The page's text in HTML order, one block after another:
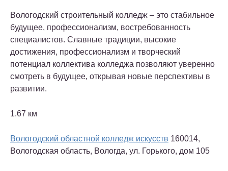
Вологодский строительный колледж – это стабильное
будущее, профессионализм, востребованность
специалистов. Славные традиции, высокие
достижения, профессионализм и творческий
потенциал коллектива колледжа позволяют уверенно
смотреть в будущее, открывая новые перспективы в
развитии.
1.67 км
Вологодский областной колледж искусств 160014,
Вологодская область, Вологда, ул. Горького, дом 105